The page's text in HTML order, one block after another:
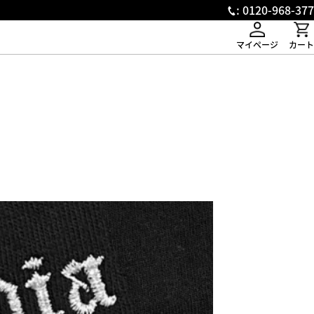
: 0120-968-377
マイページ カート